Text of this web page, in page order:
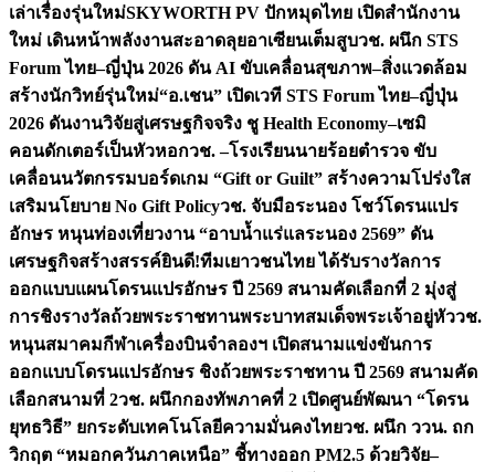
เล่าเรื่องรุ่นใหม่SKYWORTH PV ปักหมุดไทย เปิดสำนักงาน
ใหม่ เดินหน้าพลังงานสะอาดลุยอาเซียนเต็มสูบวช. ผนึก STS
Forum ไทย–ญี่ปุ่น 2026 ดัน AI ขับเคลื่อนสุขภาพ–สิ่งแวดล้อม
สร้างนักวิทย์รุ่นใหม่“อ.เชน” เปิดเวที STS Forum ไทย–ญี่ปุ่น
2026 ดันงานวิจัยสู่เศรษฐกิจจริง ชู Health Economy–เซมิ
คอนดักเตอร์เป็นหัวหอกวช. –โรงเรียนนายร้อยตำรวจ ขับ
เคลื่อนนวัตกรรมบอร์ดเกม “Gift or Guilt” สร้างความโปร่งใส
เสริมนโยบาย No Gift Policyวช. จับมือระนอง โชว์โดรนแปร
อักษร หนุนท่องเที่ยวงาน “อาบน้ำแร่แลระนอง 2569” ดัน
เศรษฐกิจสร้างสรรค์ยินดี!ทีมเยาวชนไทย ได้รับรางวัลการ
ออกแบบแผนโดรนแปรอักษร ปี 2569 สนามคัดเลือกที่ 2 มุ่งสู่
การชิงรางวัลถ้วยพระราชทานพระบาทสมเด็จพระเจ้าอยู่หัววช.
หนุนสมาคมกีฬาเครื่องบินจำลองฯ เปิดสนามแข่งขันการ
ออกแบบโดรนแปรอักษร ชิงถ้วยพระราชทาน ปี 2569 สนามคัด
เลือกสนามที่ 2วช. ผนึกกองทัพภาคที่ 2 เปิดศูนย์พัฒนา “โดรน
ยุทธวิธี” ยกระดับเทคโนโลยีความมั่นคงไทยวช. ผนึก ววน. ถก
วิกฤต “หมอกควันภาคเหนือ” ชี้ทางออก PM2.5 ด้วยวิจัย–